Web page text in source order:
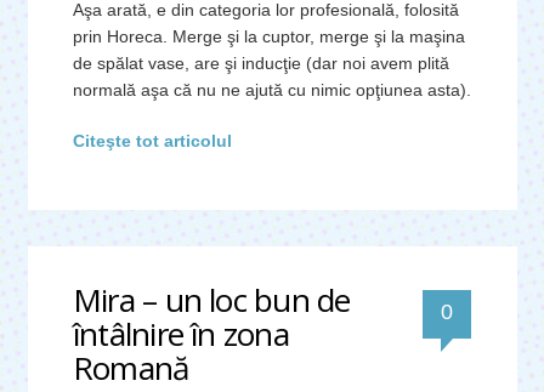
Aşa arată, e din categoria lor profesională, folosită
prin Horeca. Merge şi la cuptor, merge şi la maşina
de spălat vase, are şi inducţie (dar noi avem plită
normală aşa că nu ne ajută cu nimic opţiunea asta).
Citeşte tot articolul
Mira – un loc bun de
întâlnire în zona
Romană
0